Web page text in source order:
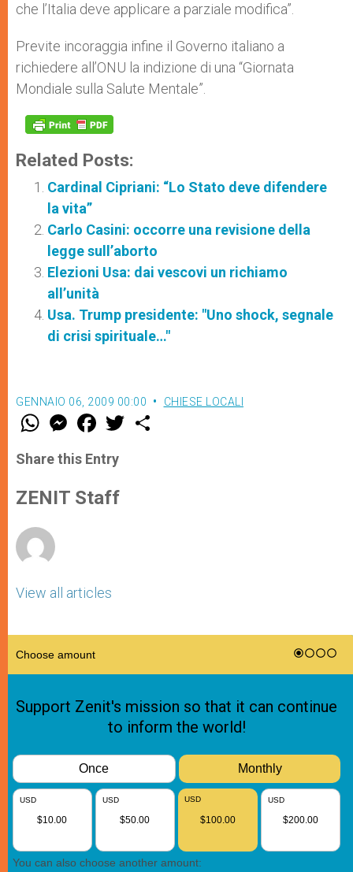
che l’Italia deve applicare a parziale modifica”.
Previte incoraggia infine il Governo italiano a
richiedere all’ONU la indizione di una “Giornata
Mondiale sulla Salute Mentale”.
Related Posts:
Cardinal Cipriani: “Lo Stato deve difendere
la vita”
Carlo Casini: occorre una revisione della
legge sull’aborto
Elezioni Usa: dai vescovi un richiamo
all’unità
Usa. Trump presidente: "Uno shock, segnale
di crisi spirituale…"
GENNAIO 06, 2009 00:00 CHIESE LOCALI
W
t
s
p
p
M
e
s
e
g
e
F
a
e
b
o
k
w
Share this Entry
ZENIT Staff
View all articles